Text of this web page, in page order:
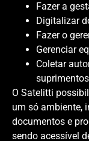
Fazer a
Digitalizar
Fazer o
Gerenciar
Coletar
O Satelitti
um só ambiente,
documentos e
sendo acessível